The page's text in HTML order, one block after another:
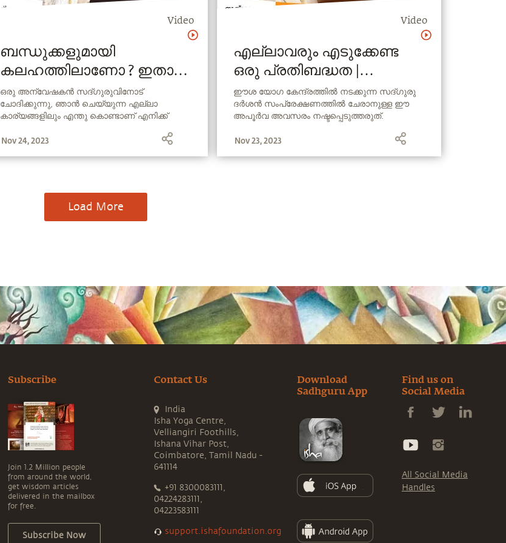
Video
ബന്ധുക്കളുമായി
കലഹത്തിലാണോ ? ഇതാ
ഒരു ലളിതമായ പരിഹാരം
ഒരു അന്വേഷകൻ സദ്ഗുരുവിനോട്
ചോദിക്കുന്നു, ഞാൻ ചെയ്യുന്ന എല്ലാ
കാര്യങ്ങളിലും എന്തു കൊണ്ടാണ് എനിക്ക്
Nov 24, 2023
Video
എല്ലാവരും എടുക്കേണ്ട
ഒരു പ്രതിബദ്ധത |
സദ്ഗുരുവിനോടൊപ്പം
പ്രതിസന്ധി ഘട്ടങ്ങളില്‍
ഈശ യോഗ കേന്ദ്രത്തിൽ നടക്കുന്ന സദ്ഗുരു
ദർശൻ സംപ്രേക്ഷണത്തിൽ ചേരാനുള്ള ഈ
അപൂർവ അവസരം നഷ്ടപ്പെടുത്തരുത്.
#WithSadhguruInChallengingTimes
Nov 23, 2023
Load More
Subscribe
Join 1.2 Million people
from around the world,
get wisdom articles
delivered in the mailbox
for free.
Subscribe Now
Contact Us
India
Isha Yoga Centre,
Velliangiri Foothills,
Ishana Vihar Post,
Coimbatore, Tamil Nadu -
641114
+91 8300083111,
04224283111,
04223583111
support.ishafoundation.org
Download
Sadhguru App
Find us on
Social Media
All Social Media
Handles